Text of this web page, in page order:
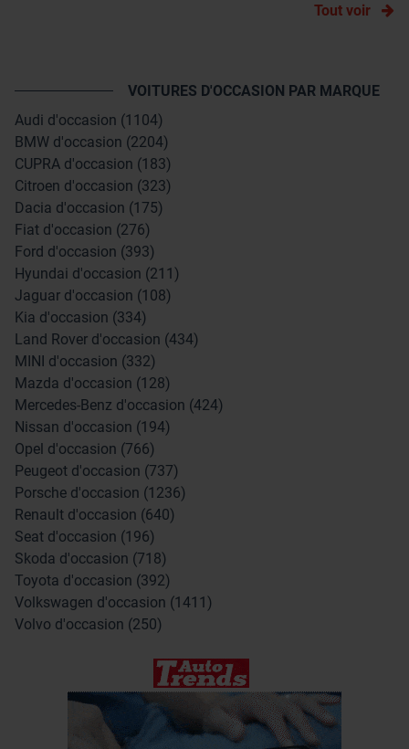
Tout voir
VOITURES D'OCCASION PAR MARQUE
Audi d'occasion (1104)
BMW d'occasion (2204)
CUPRA d'occasion (183)
Citroen d'occasion (323)
Dacia d'occasion (175)
Fiat d'occasion (276)
Ford d'occasion (393)
Hyundai d'occasion (211)
Jaguar d'occasion (108)
Kia d'occasion (334)
Land Rover d'occasion (434)
MINI d'occasion (332)
Mazda d'occasion (128)
Mercedes-Benz d'occasion (424)
Nissan d'occasion (194)
Opel d'occasion (766)
Peugeot d'occasion (737)
Porsche d'occasion (1236)
Renault d'occasion (640)
Seat d'occasion (196)
Skoda d'occasion (718)
Toyota d'occasion (392)
Volkswagen d'occasion (1411)
Volvo d'occasion (250)